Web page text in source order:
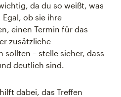
da du so weißt, was
ob sie ihre
einen Termin für das
zusätzliche
– stelle sicher, dass
deutlich sind.
dabei, das Treffen